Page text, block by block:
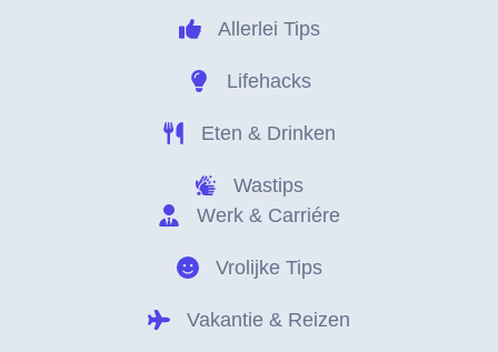
Allerlei Tips
Lifehacks
Eten & Drinken
Wastips
Werk & Carriére
Vrolijke Tips
Vakantie & Reizen